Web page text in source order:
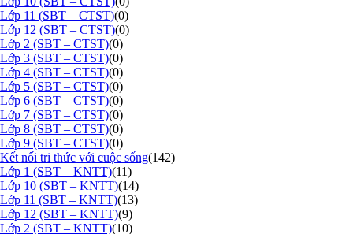
Lớp 11 (SBT – CTST)(0)
Lớp 12 (SBT – CTST)(0)
Lớp 2 (SBT – CTST)(0)
Lớp 3 (SBT – CTST)(0)
Lớp 4 (SBT – CTST)(0)
Lớp 5 (SBT – CTST)(0)
Lớp 6 (SBT – CTST)(0)
Lớp 7 (SBT – CTST)(0)
Lớp 8 (SBT – CTST)(0)
Lớp 9 (SBT – CTST)(0)
Kết nối tri thức với cuộc sống(142)
Lớp 1 (SBT – KNTT)(11)
Lớp 10 (SBT – KNTT)(14)
Lớp 11 (SBT – KNTT)(13)
Lớp 12 (SBT – KNTT)(9)
Lớp 2 (SBT – KNTT)(10)